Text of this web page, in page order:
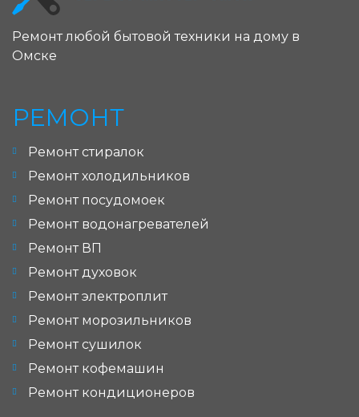
Ремонт любой бытовой техники на дому в
Омске
РЕМОНТ
Ремонт стиралок
Ремонт холодильников
Ремонт посудомоек
Ремонт водонагревателей
Ремонт ВП
Ремонт духовок
Ремонт электроплит
Ремонт морозильников
Ремонт сушилок
Ремонт кофемашин
Ремонт кондиционеров